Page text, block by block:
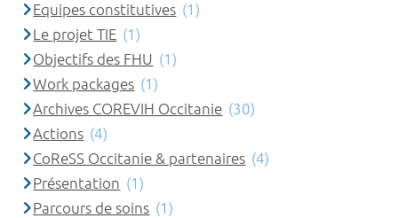
Equipes constitutives (1)
Le projet TIE (1)
Objectifs des FHU (1)
Work packages (1)
Archives COREVIH Occitanie (30)
Actions (4)
CoReSS Occitanie & partenaires (4)
Présentation (1)
Parcours de soins (1)